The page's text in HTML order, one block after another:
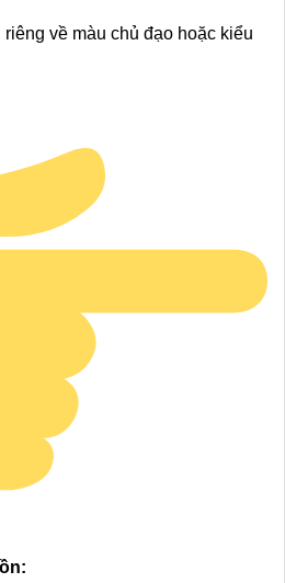
về màu chủ đạo hoặc kiểu